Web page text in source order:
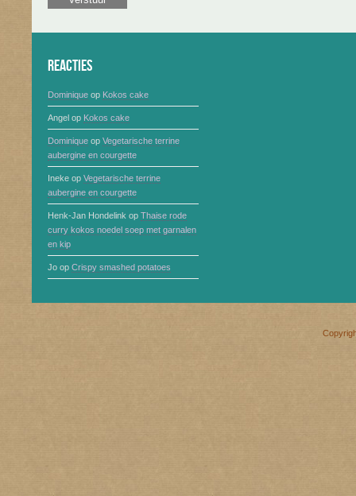
Reacties
Dominique op Kokos cake
Angel op Kokos cake
Dominique op Vegetarische terrine
aubergine en courgette
Ineke op Vegetarische terrine
aubergine en courgette
Henk-Jan Hondelink op Thaise rode
curry kokos noedel soep met garnalen
en kip
Jo op Crispy smashed potatoes